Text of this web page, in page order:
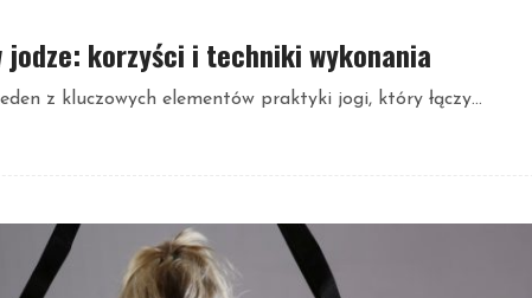
korzyści i techniki wykonania
z kluczowych elementów praktyki jogi, który łączy...